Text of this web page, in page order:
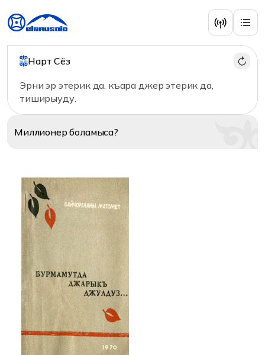
Нарт Сёз
Эрни эр этерик да, къара джер этерик да,
тиширыуду.
Миллионерболамыса?
Литература